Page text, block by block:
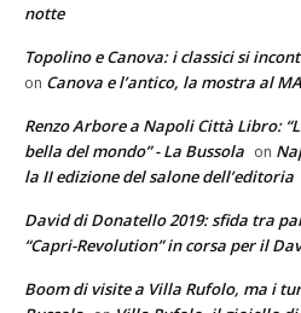
notte
Topolino e Canova: i classici si
on Canova e l’antico, la mostra al
Renzo Arbore a Napoli Città Libro:
bella del mondo” - La Bussola on
la II edizione del salone dell’editoria
David di Donatello 2019: sfida tra
“Capri-Revolution” in corsa per il
Boom di visite a Villa Rufolo, ma i